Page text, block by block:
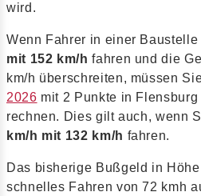
wird.
Wenn Fahrer in einer
mit 152 km/h fahren und die
km/h überschreiten, müssen
2026 mit 2 Punkte in
rechnen. Dies gilt auch, wenn
km/h mit 132 km/h fahren.
Das bisherige Bußgeld in
schnelles Fahren von 72 kmh